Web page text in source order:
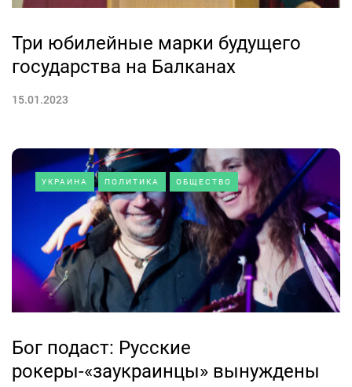
Три юбилейные марки будущего
государства на Балканах
15.01.2023
УКРАИНА ПОЛИТИКА ОБЩЕСТВО
Бог подаст: Русские
рокеры-«заукраинцы» вынуждены